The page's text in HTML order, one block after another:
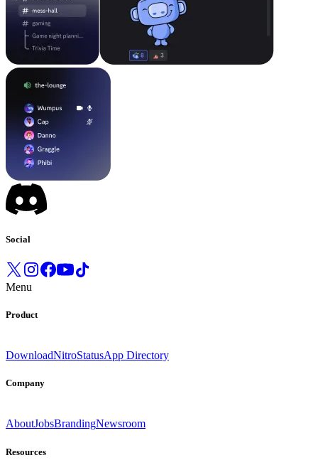
Social
Menu
Product
DownloadNitroStatusApp Directory
Company
AboutJobsBrandingNewsroom
Resources